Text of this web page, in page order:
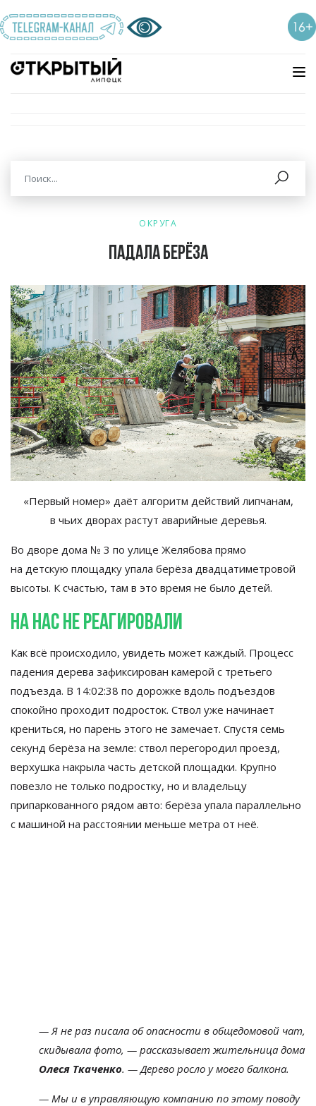
ОКРУГА
Падала берёза
«Первый номер» даёт алгоритм действий липчанам,
в чьих дворах растут аварийные деревья.
Во дворе дома № 3 по улице Желябова прямо
на детскую площадку упала берёза двадцатиметровой
высоты. К счастью, там в это время не было детей.
Нанас нереагировали
Как всё происходило, увидеть может каждый. Процесс
падения дерева зафиксирован камерой с третьего
подъезда. В 14:02:38 по дорожке вдоль подъездов
спокойно проходит подросток. Ствол уже начинает
крениться, но парень этого не замечает. Спустя семь
секунд берёза на земле: ствол перегородил проезд,
верхушка накрыла часть детской площадки. Крупно
повезло не только подростку, но и владельцу
припаркованного рядом авто: берёза упала параллельно
с машиной на расстоянии меньше метра от неё.
— Я не раз писала об опасности в общедомовой чат,
скидывала фото, — рассказывает жительница дома
Олеся Ткаченко. — Дерево росло у моего балкона.
— Мы и в управляющую компанию по этому поводу